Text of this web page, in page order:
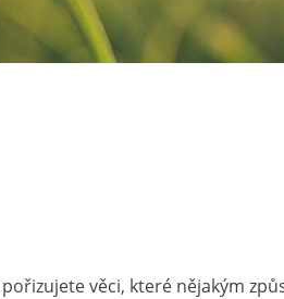
věci, které nějakým